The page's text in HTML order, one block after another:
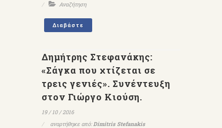
Αναζήτηση
Διαβάστε
Δημήτρης Στεφανάκης:
«Σάγκα που χτίζεται σε
τρεις γενιές». Συνέντευξη
στον Γιώργο Κιούση.
19 / 10 / 2016
αναρτήθηκε από:Dimitris Stefanakis